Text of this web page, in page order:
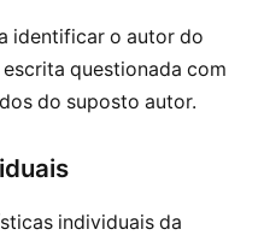
identificar o autor do
questionada com
do suposto autor.
individuais da